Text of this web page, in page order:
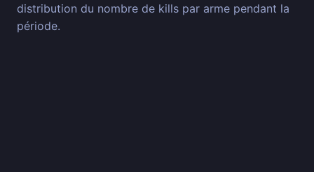
distribution du nombre de kills par arme pendant la
période.